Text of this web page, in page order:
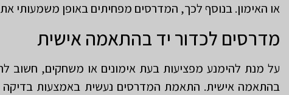
או האימון. בנוסף לכך, המדרסים מפחיתים באופן משמעותי
מדרסים לכדור יד בהתאמה אישית
על מנת להימנע מפציעות בעת אימונים או משחקים, חשוב
בהתאמה אישית. התאמת המדרסים נעשית באמצעות בדיקה